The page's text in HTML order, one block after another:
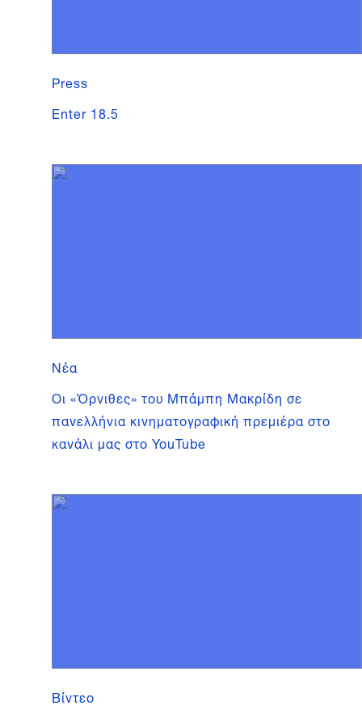
Press
Enter 18.5
Νέα
Οι «Όρνιθες» του Μπάμπη Μακρίδη σε
πανελλήνια κινηματογραφική πρεμιέρα στο
κανάλι μας στο YouTube
Βίντεο